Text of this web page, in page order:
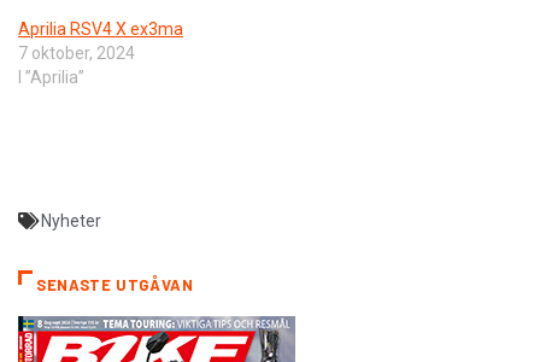
Aprilia RSV4 X ex3ma
7 oktober, 2024
I ”Aprilia”
Nyheter
SENASTE UTGÅVAN